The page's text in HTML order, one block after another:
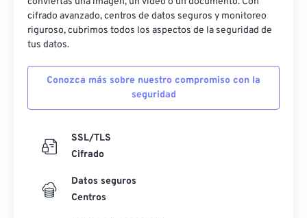
cifrado avanzado, centros de datos seguros y monitoreo
riguroso, cubrimos todos los aspectos de la seguridad de
tus datos.
Conozca más sobre nuestro compromiso con la
seguridad
SSL/TLS
Cifrado
Datos seguros
Centros